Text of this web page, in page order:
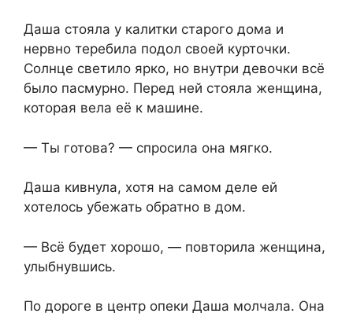
Даша стояла у калитки старого дома и
нервно теребила подол своей курточки.
Солнце светило ярко, но внутри девочки всё
было пасмурно. Перед ней стояла женщина,
которая вела её к машине.
— Ты готова? — спросила⁨ она мягко.
Даша кивнула,⁨ хотя на самом деле ей
хотелось убежать обратно в дом.
— Всё будет хорошо, — повторила женщина,⁨
улыбнувшись.
По дороге в центр опеки Даша молчала. Она